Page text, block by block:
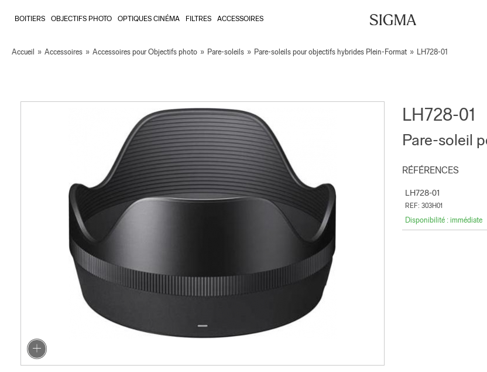
BOITIERS OBJECTIFS PHOTO OPTIQUES CINÉMA FILTRES ACCESSOIRES
Accueil » Accessoires » Accessoires pour Objectifs photo » Pare-soleils » Pare-soleils pour objectifs hybrides Plein-Format » LH728-01
LH728-01
Pare-soleil
RÉFÉRENCES
LH728-01
REF: 303H01
Disponibilité : immédiate